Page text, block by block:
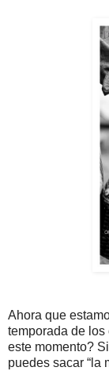
Ahora que
temporada de
este momento?
puedes sacar “la